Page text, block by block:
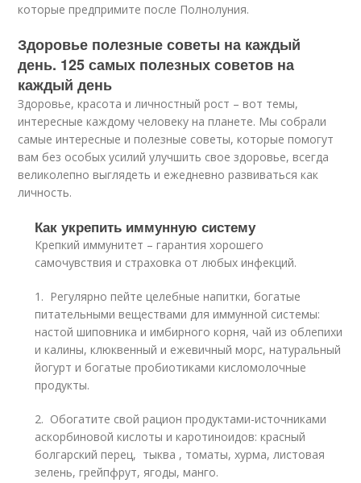
которые предпримите после Полнолуния.
Здоровье полезные советы на каждый
день. 125 самых полезных советов на
каждый день
Здоровье, красота и личностный рост – вот темы,
интересные каждому человеку на планете. Мы собрали
самые интересные и полезные советы, которые помогут
вам без особых усилий улучшить свое здоровье, всегда
великолепно выглядеть и ежедневно развиваться как
личность.
Как укрепить иммунную систему
Крепкий иммунитет – гарантия хорошего
самочувствия и страховка от любых инфекций.
1. Регулярно пейте целебные напитки, богатые
питательными веществами для иммунной системы:
настой шиповника и имбирного корня, чай из облепихи
и калины, клюквенный и ежевичный морс, натуральный
йогурт и богатые пробиотиками кисломолочные
продукты.
2. Обогатите свой рацион продуктами-источниками
аскорбиновой кислоты и каротиноидов: красный
болгарский перец, тыква , томаты, хурма, листовая
зелень, грейпфрут, ягоды, манго.